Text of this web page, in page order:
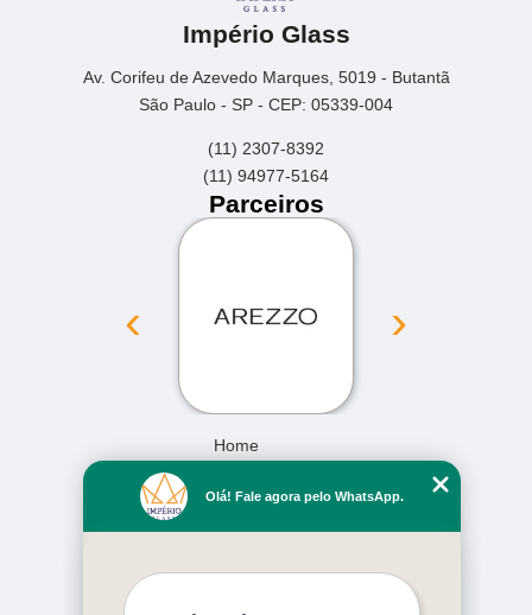
Império Glass
Av. Corifeu de Azevedo Marques, 5019 - Butantã
São Paulo - SP - CEP: 05339-004
(11) 2307-8392
(11) 94977-5164
Parceiros
‹ ›
Home
Missão
Olá! Fale agora pelo WhatsApp.